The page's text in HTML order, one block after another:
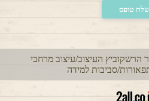
העיצוב/עיצוב מרחבי
סביבות למידה